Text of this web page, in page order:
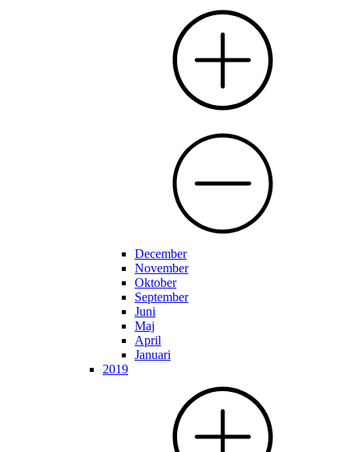
December
November
Oktober
September
Juni
Maj
April
Januari
2019